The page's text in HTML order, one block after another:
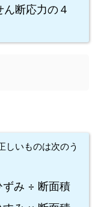
断応力の４
しいものは次のう
ずみ ÷ 断面積